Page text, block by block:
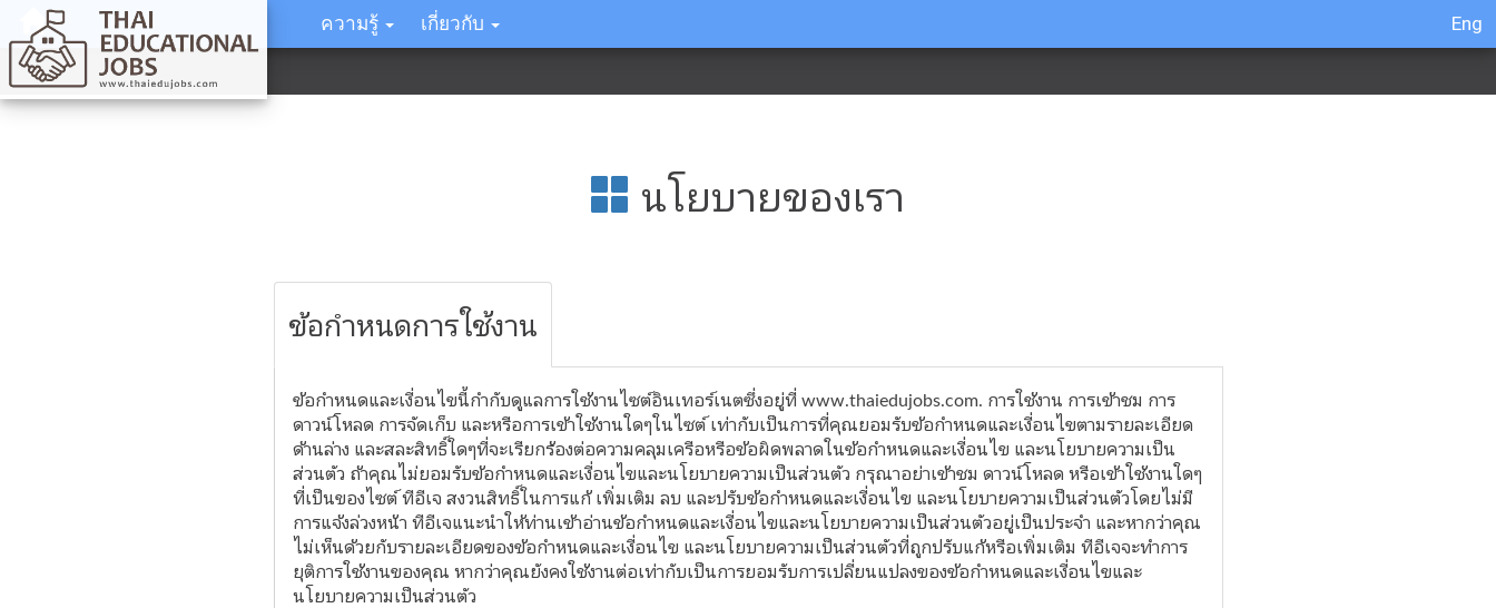
ความรู้ เกี่ยวกับ Eng
นโยบายของเรา
ข้อกำหนดการใช้งาน
ข้อกำหนดและเงื่อนไขนี้กำกับดูแลการใช้งานไซต์อินเทอร์เนตซึ่งอยู่ที่ www.thaiedujobs.com. การใช้งาน การเข้าชม การ
ดาวน์โหลด การจัดเก็บ และหรือการเข้าใช้งานใดๆในไซต์ เท่ากับเป็นการที่คุณยอมรับข้อกำหนดและเงื่อนไขตามรายละเอียด
ด้านล่าง และสละสิทธิ์ใดๆที่จะเรียกร้องต่อความคลุมเครือหรือข้อผิดพลาดในข้อกำหนดและเงื่อนไข และนโยบายความเป็น
ส่วนตัว ถ้าคุณไม่ยอมรับข้อกำหนดและเงื่อนไขและนโยบายความเป็นส่วนตัว กรุณาอย่าเข้าชม ดาวน์โหลด หรือเข้าใช้งานใดๆ
ที่เป็นของไซต์ ทีอีเจ สงวนสิทธิ์ในการแก้ เพิ่มเติม ลบ และปรับข้อกำหนดและเงื่อนไข และนโยบายความเป็นส่วนตัวโดยไม่มี
การแจ้งล่วงหน้า ทีอีเจแนะนำให้ท่านเข้าอ่านข้อกำหนดและเงื่อนไขและนโยบายความเป็นส่วนตัวอยู่เป็นประจำ และหากว่าคุณ
ไม่เห็นด้วยกับรายละเอียดของข้อกำหนดและเงื่อนไข และนโยบายความเป็นส่วนตัวที่ถูกปรับแก้หรือเพิ่มเติม ทีอีเจจะทำการ
ยุติการใช้งานของคุณ หากว่าคุณยังคงใช้งานต่อเท่ากับเป็นการยอมรับการเปลี่ยนแปลงของข้อกำหนดและเงื่อนไขและ
นโยบายความเป็นส่วนตัว